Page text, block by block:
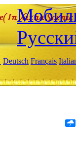
Deutsch Français